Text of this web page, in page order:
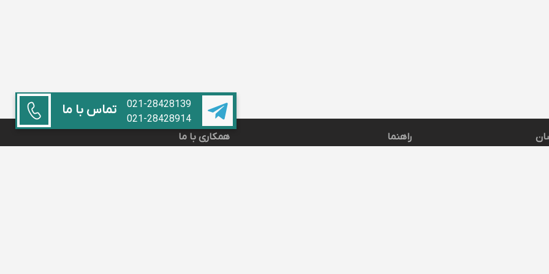
تماس با ما
021-28428139
021-28428914
راهنما همکاری با ما